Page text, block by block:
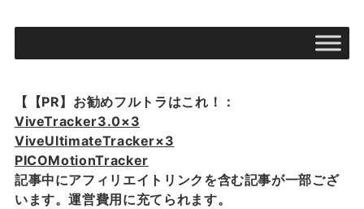
【【PR】お勧めフルトラはこれ！：
ViveTracker3.0×3
ViveUltimateTracker×3
PICOMotionTracker
記事中にアフィリエイトリンクを含む記事が一部ござ
います。運営費用に充てられます。